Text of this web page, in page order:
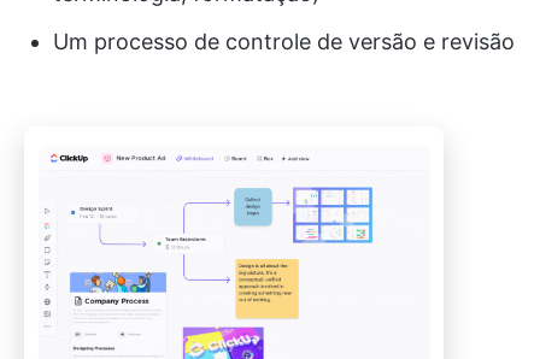
Um processo de controle de versão e revisão